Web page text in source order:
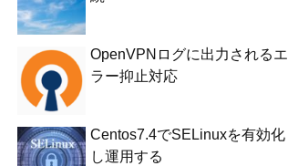
OpenVPNログに出力されるエ
ラー抑止対応
Centos7.4でSELinuxを有効化
し運用する